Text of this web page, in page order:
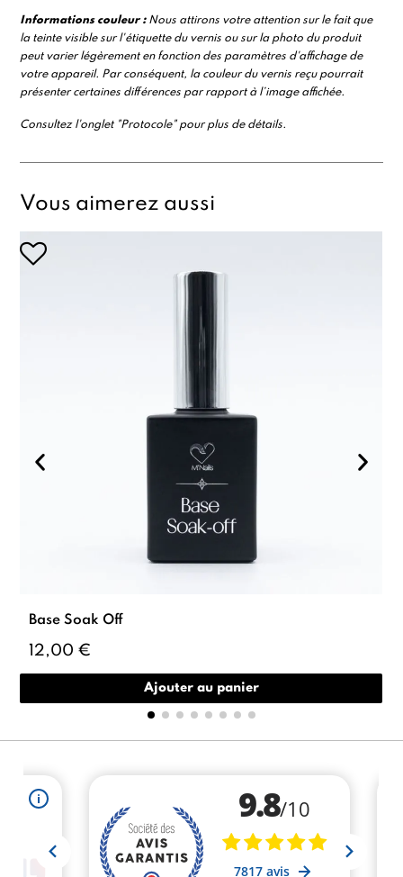
Informations couleur : Nous attirons votre attention sur le fait que
la teinte visible sur l'étiquette du vernis ou sur la photo du produit
peut varier légèrement en fonction des paramètres d'affichage de
votre appareil. Par conséquent, la couleur du vernis reçu pourrait
présenter certaines différences par rapport à l’image affichée.
Consultez l'onglet "Protocole" pour plus de détails.
Vous aimerez aussi
Base Soak Off
12,00 €
Ajouter au panier